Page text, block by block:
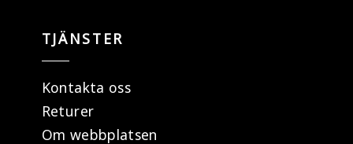
TJÄNSTER
Kontakta oss
Returer
Om webbplatsen